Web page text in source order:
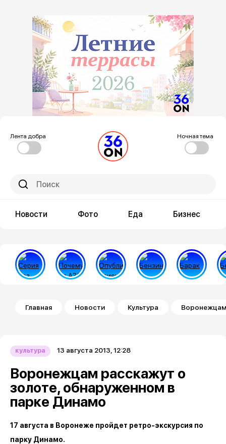
Лента добра Ночная тема
Новости Фото Еда Бизнес
Строка навигации
Главная Новости Культура Воронежцам
культура 13 августа 2013, 12:28
Воронежцам расскажут о
золоте, обнаруженном в
парке Динамо
17 августа в Воронеже пройдет ретро-экскурсия по
парку Динамо.